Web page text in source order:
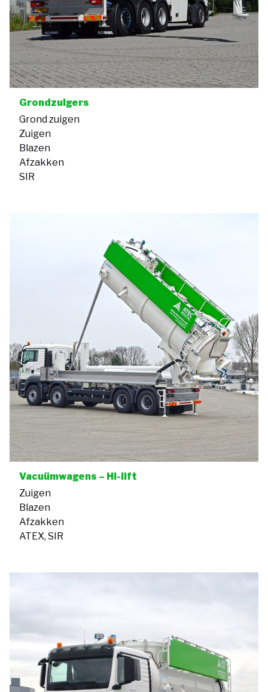
Grondzuigers
Grond zuigen
Zuigen
Blazen
Afzakken
SIR
Vacuümwagens – Hi-lift
Zuigen
Blazen
Afzakken
ATEX, SIR